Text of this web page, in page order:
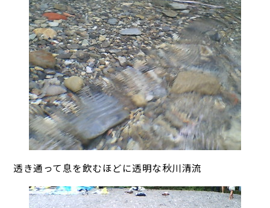
透き通って息を飲むほどに透明な秋川清流